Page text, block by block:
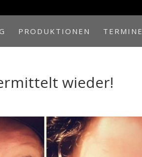
PRODUKTIONEN TERMINE
wieder!